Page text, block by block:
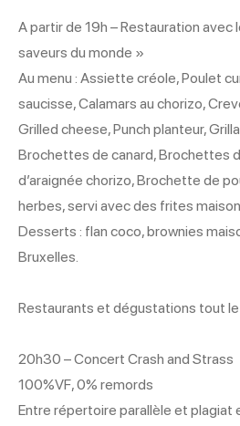
A partir de 19h – Restauration avec
saveurs du monde »
Au menu : Assiette créole, Poulet
saucisse, Calamars au chorizo,
Grilled cheese, Punch planteur,
Brochettes de canard, Brochettes
d’araignée chorizo, Brochette de
herbes, servi avec des frites
Desserts : flan coco, brownies
Bruxelles.
Restaurants et dégustations tout le
20h30 – Concert Crash and Strass
100%VF, 0% remords
Entre répertoire parallèle et plagiat